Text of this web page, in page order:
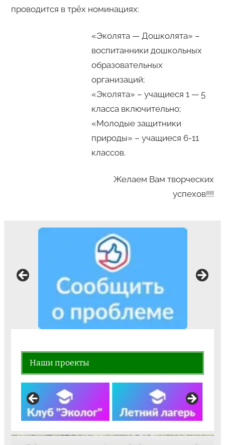
проводится в трёх номинациях:
«Эколята — Дошколята» –
воспитанники дошкольных
образовательных
организаций;
«Эколята» – учащиеся 1 — 5
класса включительно;
«Молодые защитники
природы» – учащиеся 6-11
классов.
Желаем Вам творческих
успехов!!!!
Наши проекты